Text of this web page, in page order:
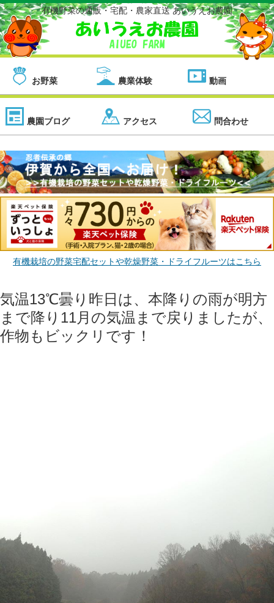
有機野菜の通販・宅配・農家直送 あいうえお農園
お野菜 農業体験 動画
農園ブログ アクセス 問合わせ
有機栽培の野菜宅配セットや乾燥野菜・ドライフルーツはこちら
気温13℃曇り昨日は、本降りの雨が明方
まで降り11月の気温まで戻りましたが、
作物もビックリです！